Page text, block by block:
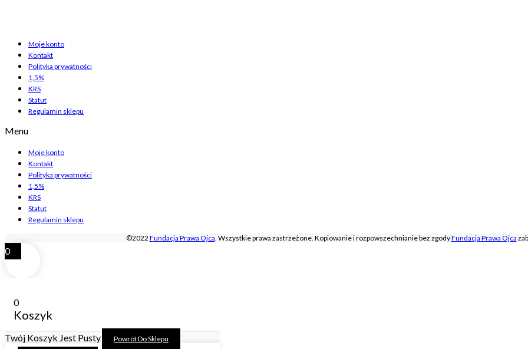
Moje konto
Kontakt
Polityka prywatności
1,5%
KRS
Statut
Regulamin sklepu
Menu
Moje konto
Kontakt
Polityka prywatności
1,5%
KRS
Statut
Regulamin sklepu
©2022 Fundacja Prawa Ojca. Wszystkie prawa zastrzeżone. Kopiowanie i rozpowszechnianie bez zgodyFundacja Prawa Ojca
0
0
Koszyk
Twój Koszyk Jest Pusty Powrót Do Sklepu